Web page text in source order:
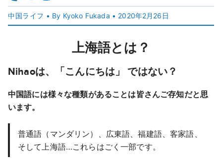
中国ライフ • By Kyoko Fukada • 2020年2月26日
上海語とは？
Nihaoは、「こんにちは」 ではない？
中国語には様々な種類があることは皆さんご存知だと思
います。
普通語（マンダリン）、広東語、福建語、客家語、
そして上海語…これらはごく一部です。